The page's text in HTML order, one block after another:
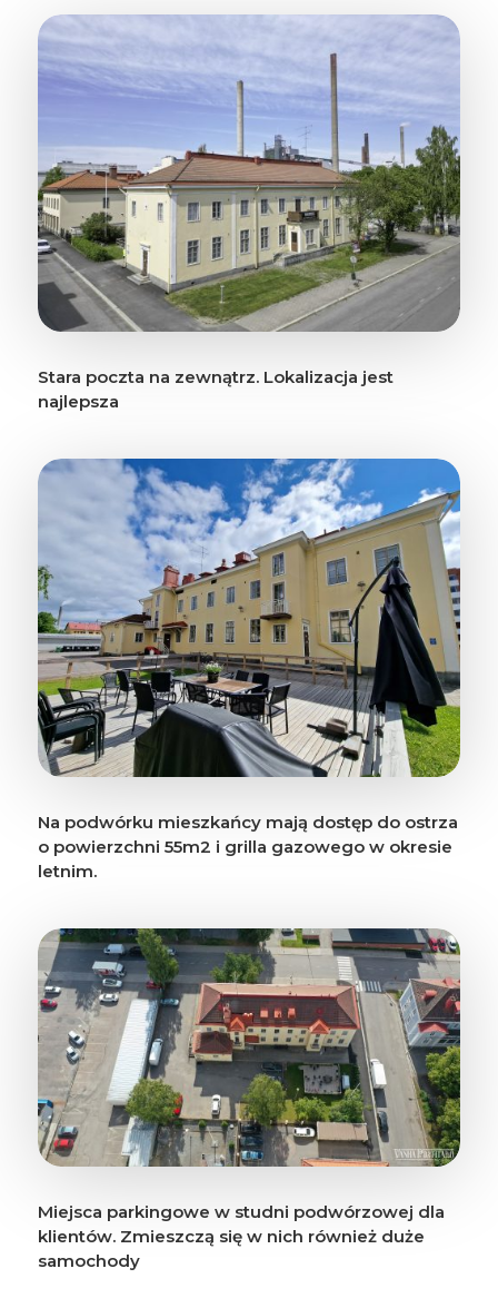
Stara poczta na zewnątrz. Lokalizacja jest
najlepsza
Na podwórku mieszkańcy mają dostęp do ostrza
o powierzchni 55m2 i grilla gazowego w okresie
letnim.
Miejsca parkingowe w studni podwórzowej dla
klientów. Zmieszczą się w nich również duże
samochody